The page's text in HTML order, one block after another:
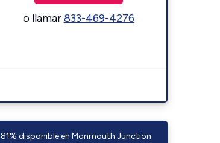
o llamar833-469-4276
81% disponible en Monmouth Junction